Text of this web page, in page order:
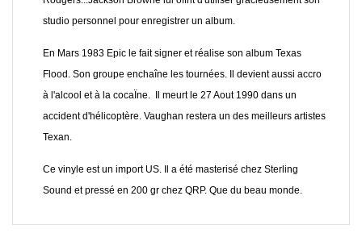
studio personnel pour enregistrer un album.
En Mars 1983 Epic le fait signer et réalise son album Texas
Flood. Son groupe enchaîne les tournées. Il devient aussi accro
à l'alcool et à la cocaÏne. Il meurt le 27 Aout 1990 dans un
accident d'hélicoptère. Vaughan restera un des meilleurs artistes
Texan.
Ce vinyle est un import US. Il a été masterisé chez Sterling
Sound et pressé en 200 gr chez QRP. Que du beau monde.